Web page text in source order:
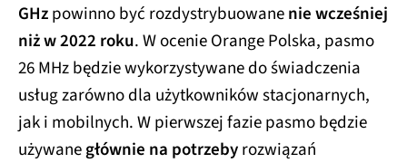
GHzpowinno być rozdystrybuowanenie wcześniej
niż w 2022 roku. W ocenie Orange Polska, pasmo
26 MHz będzie wykorzystywane do świadczenia
usług zarówno dla użytkowników stacjonarnych,
jak i mobilnych. W pierwszej fazie pasmo będzie
używanegłównie na potrzebyrozwiązań